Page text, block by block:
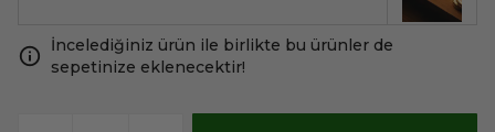
İncelediğiniz ürün ile birlikte bu ürünler de
sepetinize eklenecektir!